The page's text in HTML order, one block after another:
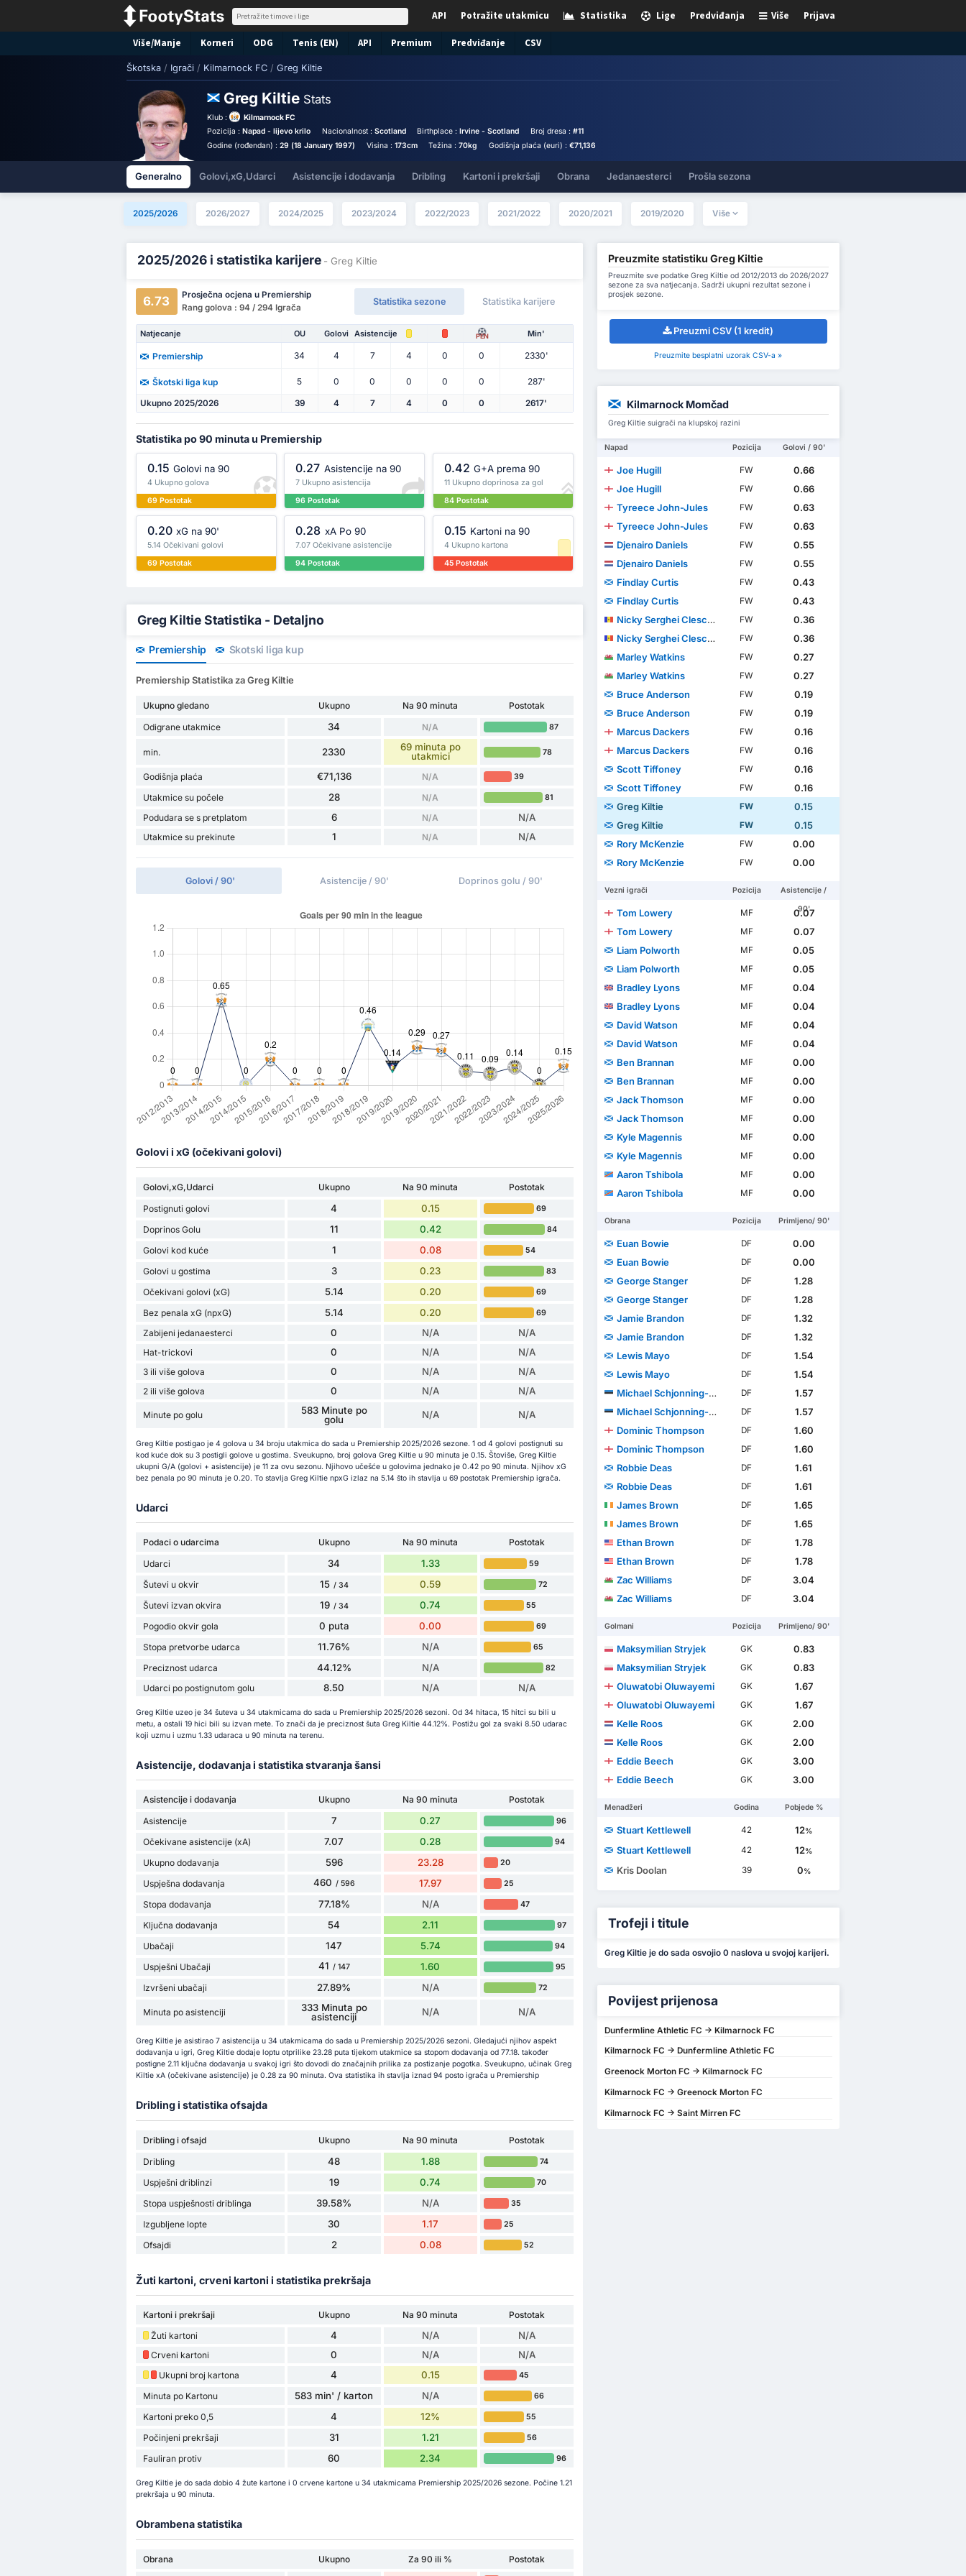
Prijava
Više
Predviđanja
Lige
Statistika
Potražite utakmicu
API
Više/Manje Korneri ODG Tenis (EN) API Premium Predviđanje CSV
Škotska / Igrači / Kilmarnock FC / Greg Kiltie
Greg Kiltie Stats
Klub :
Kilmarnock FC
Pozicija :Napad - lijevo krilo Nacionalnost : Scotland Birthplace :Irvine - Scotland Broj dresa : #11
Godine (rođendan) :29 (18 January 1997) Visina : 173cm Težina :70kg Godišnja plaća (euri) : €71,136
Generalno Golovi,xG,Udarci Asistencije i dodavanja Dribling Kartoni i prekršaji Obrana Jedanaesterci Prošla sezona
2025/2026 2026/2027 2024/2025 2023/2024 2022/2023 2021/2022 2020/2021 2019/2020 Više
2025/2026 i statistika karijere - Greg Kiltie
6.73
Prosječna ocjena u Premiership
Rang golova : 94 / 294 Igrača
Statistika sezone Statistika karijere
Natjecanje OU Golovi Asistencije PEN Min'
Premiership 34 4 7 4 0 0 2330'
Škotski liga kup 5 0 0 0 0 0 287'
Ukupno 2025/2026 39 4 7 4 0 0 2617'
Statistika po 90 minuta u Premiership
0.15 Golovi na 90
4 Ukupno golova
69 Postotak
0.27 Asistencije na 90
7 Ukupno asistencija
96 Postotak
0.42 G+A prema 90
11 Ukupno doprinosa za gol
84 Postotak
0.20 xG na 90'
5.14 Očekivani golovi
69 Postotak
0.28 xA Po 90
7.07 Očekivane asistencije
94 Postotak
0.15 Kartoni na 90
4 Ukupno kartona
45 Postotak
Greg Kiltie Statistika - Detaljno
Premiership Škotski liga kup
Premiership Statistika za Greg Kiltie
Ukupno gledano Ukupno Na 90 minuta
Postotak
Odigrane utakmice
34 N/A 87
min. 2330
69 minuta po
utakmici
78
Godišnja plaća €71,136 N/A 39
Utakmice su počele 28 N/A 81
Podudara se s pretplatom 6 N/A N/A
Utakmice su prekinute 1 N/A N/A
Golovi / 90' Asistencije / 90' Doprinos golu / 90'
Golovi i xG (očekivani golovi)
Golovi,xG,Udarci Ukupno Na 90 minuta
Postotak
Postignuti golovi
4 0.15 69
Doprinos Golu 11 0.42 84
Golovi kod kuće 1 0.08 54
Golovi u gostima 3 0.23 83
Očekivani golovi (xG) 5.14 0.20 69
Bez penala xG (npxG) 5.14 0.20 69
Zabijeni jedanaesterci 0 N/A N/A
Hat-trickovi 0 N/A N/A
3 ili više golova 0 N/A N/A
2 ili više golova 0 N/A N/A
Minute po golu
583 Minute po
golu
N/A N/A
Greg Kiltie postigao je 4 golova u 34 broju utakmica do sada u Premiership 2025/2026 sezone. 1 od 4 golovi postignuti su
kod kuće dok su 3 postigli golove u gostima. Sveukupno, broj golova Greg Kiltie u 90 minuta je 0.15. Štoviše, Greg Kiltie
ukupni G/A (golovi + asistencije) je 11 za ovu sezonu. Njihovo učešće u golovima jednako je 0.42 po 90 minuta. Njihov xG
bez penala po 90 minuta je 0.20. To stavlja Greg Kiltie npxG izlaz na 5.14 što ih stavlja u 69 postotak Premiership igrača.
Udarci
Podaci o udarcima Ukupno Na 90 minuta
Postotak
Udarci
34 1.33 59
Šutevi u okvir 15 / 34 0.59 72
Šutevi izvan okvira 19 / 34 0.74 55
Pogodio okvir gola 0 puta 0.00 69
Stopa pretvorbe udarca 11.76% N/A 65
Preciznost udarca 44.12% N/A 82
Udarci po postignutom golu 8.50 N/A N/A
Greg Kiltie uzeo je 34 šuteva u 34 utakmicama do sada u Premiership 2025/2026 sezoni. Od 34 hitaca, 15 hitci su bili u
metu, a ostali 19 hici bili su izvan mete. To znači da je preciznost šuta Greg Kiltie 44.12%. Postižu gol za svaki 8.50 udarac
koji uzmu i uzmu 1.33 udaraca u 90 minuta na terenu.
Asistencije, dodavanja i statistika stvaranja šansi
Asistencije i dodavanja Ukupno Na 90 minuta
Postotak
Asistencije
7 0.27 96
Očekivane asistencije (xA) 7.07 0.28 94
Ukupno dodavanja 596 23.28 20
Uspješna dodavanja 460 / 596 17.97 25
Stopa dodavanja 77.18% N/A 47
Ključna dodavanja 54 2.11 97
Ubačaji 147 5.74 94
Uspješni Ubačaji 41 / 147 1.60 95
Izvršeni ubačaji 27.89% N/A 72
Minuta po asistenciji
333 Minuta po
asistenciji
N/A N/A
Greg Kiltie je asistirao 7 asistencija u 34 utakmicama do sada u Premiership 2025/2026 sezoni. Gledajući njihov aspekt
dodavanja u igri, Greg Kiltie dodaje loptu otprilike 23.28 puta tijekom utakmice sa stopom dodavanja od 77.18. također
postigne 2.11 ključna dodavanja u svakoj igri što dovodi do značajnih prilika za postizanje pogotka. Sveukupno, učinak Greg
Kiltie xA (očekivane asistencije) je 0.28 za 90 minuta. Ova statistika ih stavlja iznad 94 posto igrača u Premiership
Dribling i statistika ofsajda
Dribling i ofsajd Ukupno Na 90 minuta
Postotak
Dribling
48 1.88 74
Uspješni driblinzi 19 0.74 70
Stopa uspješnosti driblinga 39.58% N/A 35
Izgubljene lopte 30 1.17 25
Ofsajdi 2 0.08 52
Žuti kartoni, crveni kartoni i statistika prekršaja
Kartoni i prekršaji Ukupno Na 90 minuta
Postotak
Žuti kartoni
4 N/A N/A
Crveni kartoni 0 N/A N/A
Ukupni broj kartona 4 0.15 45
Minuta po Kartonu 583 min' / karton N/A 66
Kartoni preko 0,5 4 12% 55
Počinjeni prekršaji 31 1.21 56
Fauliran protiv 60 2.34 96
Greg Kiltie je do sada dobio 4 žute kartone i 0 crvene kartone u 34 utakmicama Premiership 2025/2026 sezone. Počine 1.21
prekršaja u 90 minuta.
Obrambena statistika
Obrana Ukupno Za 90 ili %
Postotak
Preuzmite statistiku Greg Kiltie
Preuzmite sve podatke Greg Kiltie od 2012/2013 do 2026/2027
sezone za sva natjecanja. Sadrži ukupni rezultat sezone i
prosjek sezone.
Preuzmi CSV (1 kredit)
Preuzmite besplatni uzorak CSV-a »
Kilmarnock Momčad
Greg Kiltie suigrači na klupskoj razini
Napad Pozicija Golovi / 90'
Joe Hugill FW
0.66
Joe Hugill
FW
0.66
Tyreece John-Jules
FW
0.63
Tyreece John-Jules
FW
0.63
Djenairo Daniels
FW
0.55
Djenairo Daniels
FW
0.55
Findlay Curtis
FW
0.43
Findlay Curtis
FW
0.43
Nicky Serghei Clescenco
FW
0.36
Nicky Serghei Clescenco
FW
0.36
Marley Watkins
FW
0.27
Marley Watkins
FW
0.27
Bruce Anderson
FW
0.19
Bruce Anderson
FW
0.19
Marcus Dackers
FW
0.16
Marcus Dackers
FW
0.16
Scott Tiffoney
FW
0.16
Scott Tiffoney
FW
0.16
Greg Kiltie
FW
0.15
Greg Kiltie
FW
0.15
Rory McKenzie
FW
0.00
Rory McKenzie
FW 0.00
Vezni igrači Pozicija
Asistencije /
90'
Tom Lowery MF
0.07
Tom Lowery
MF
0.07
Liam Polworth
MF
0.05
Liam Polworth
MF
0.05
Bradley Lyons
MF
0.04
Bradley Lyons
MF
0.04
David Watson
MF
0.04
David Watson
MF
0.04
Ben Brannan
MF
0.00
Ben Brannan
MF
0.00
Jack Thomson
MF
0.00
Jack Thomson
MF
0.00
Kyle Magennis
MF
0.00
Kyle Magennis
MF
0.00
Aaron Tshibola
MF
0.00
Aaron Tshibola
MF 0.00
Obrana Pozicija Primljeno/ 90'
Euan Bowie DF
0.00
Euan Bowie
DF
0.00
George Stanger
DF
1.28
George Stanger
DF
1.28
Jamie Brandon
DF
1.32
Jamie Brandon
DF
1.32
Lewis Mayo
DF
1.54
Lewis Mayo
DF
1.54
Michael Schjonning-Larsen
DF
1.57
Michael Schjonning-Larsen
DF
1.57
Dominic Thompson
DF
1.60
Dominic Thompson
DF
1.60
Robbie Deas
DF
1.61
Robbie Deas
DF
1.61
James Brown
DF
1.65
James Brown
DF
1.65
Ethan Brown
DF
1.78
Ethan Brown
DF
1.78
Zac Williams
DF
3.04
Zac Williams
DF 3.04
Golmani Pozicija Primljeno/ 90'
Maksymilian Stryjek GK
0.83
Maksymilian Stryjek
GK
0.83
Oluwatobi Oluwayemi
GK
1.67
Oluwatobi Oluwayemi
GK
1.67
Kelle Roos
GK
2.00
Kelle Roos
GK
2.00
Eddie Beech
GK
3.00
Eddie Beech
GK 3.00
Menadžeri Godina Pobjede %
Stuart Kettlewell 42 12%
Stuart Kettlewell 42 12%
Kris Doolan 39 0%
Trofeji i titule
Greg Kiltie je do sada osvojio 0 naslova u svojoj karijeri.
Povijest prijenosa
Dunfermline Athletic FC -> Kilmarnock FC
Kilmarnock FC -> Dunfermline Athletic FC
Greenock Morton FC -> Kilmarnock FC
Kilmarnock FC -> Greenock Morton FC
Kilmarnock FC -> Saint Mirren FC